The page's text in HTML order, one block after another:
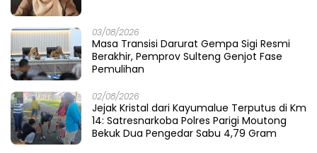
03/08/2026
Masa Transisi Darurat Gempa Sigi Resmi
Berakhir, Pemprov Sulteng Genjot Fase
Pemulihan
02/08/2026
Jejak Kristal dari Kayumalue Terputus di Km
14: Satresnarkoba Polres Parigi Moutong
Bekuk Dua Pengedar Sabu 4,79 Gram